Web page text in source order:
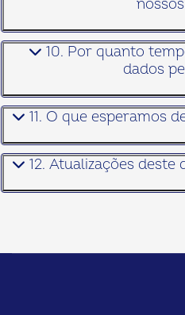
10. Por quanto
dados
11. O que esperamos
12. Atualizações deste